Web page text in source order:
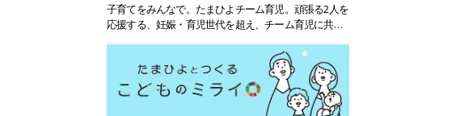
子育てをみんなで。たまひよチーム育児。頑張る2人を
応援する、妊娠・育児世代を超え、チーム育児に共感